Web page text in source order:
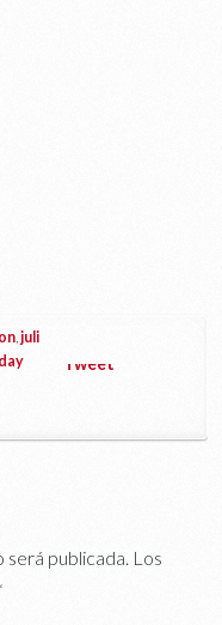
,juli
Tweet
publicada. Los